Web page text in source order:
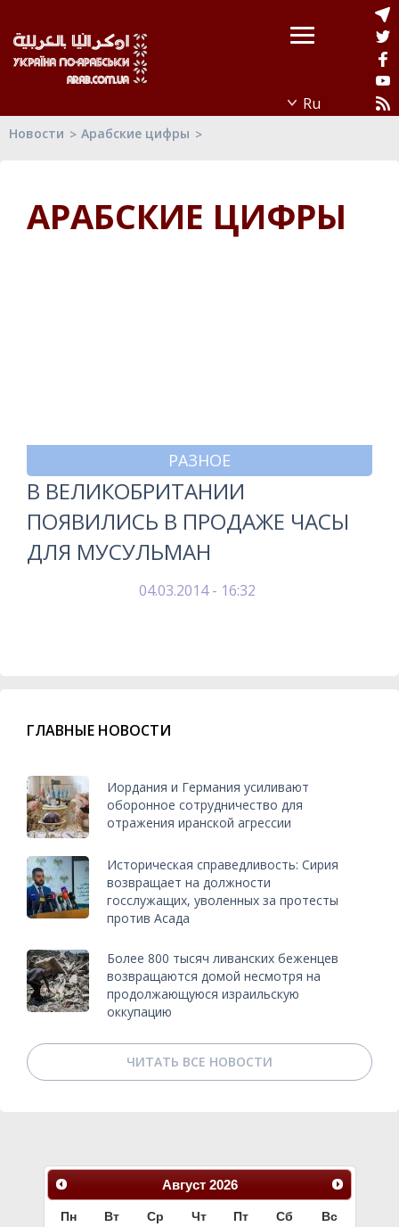
Новости Арабские цифры
АРАБСКИЕ ЦИФРЫ
РАЗНОЕ
В ВЕЛИКОБРИТАНИИ
ПОЯВИЛИСЬ В ПРОДАЖЕ ЧАСЫ
ДЛЯ МУСУЛЬМАН
04.03.2014 - 16:32
ГЛАВНЫЕ НОВОСТИ
Иордания и Германия усиливают
оборонное сотрудничество для
отражения иранской агрессии
Историческая справедливость: Сирия
возвращает на должности
госслужащих, уволенных за протесты
против Асада
Более 800 тысяч ливанских беженцев
возвращаются домой несмотря на
продолжающуюся израильскую
оккупацию
ЧИТАТЬ ВСЕ НОВОСТИ
Август 2026
Пн Вт Ср Чт Пт Сб Вс